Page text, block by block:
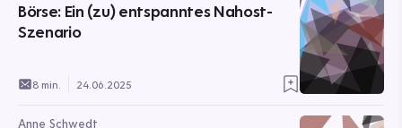
Börse: Ein (zu) entspanntes Nahost-
Szenario
8 min. 24.06.2025
Anne Schwedt